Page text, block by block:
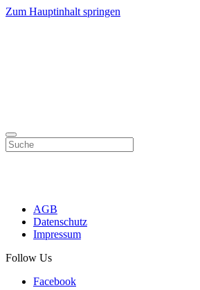
Zum Hauptinhalt springen
AGB
Datenschutz
Impressum
Follow Us
Facebook